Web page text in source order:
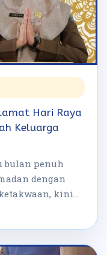
Hari Raya
Keluarga
bulan penuh
dengan
kini